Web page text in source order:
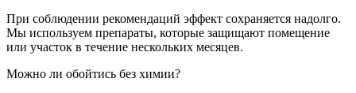
При соблюдении рекомендаций эффект сохраняется надолго.
Мы используем препараты, которые защищают помещение
или участок в течение нескольких месяцев.
Можно ли обойтись без химии?